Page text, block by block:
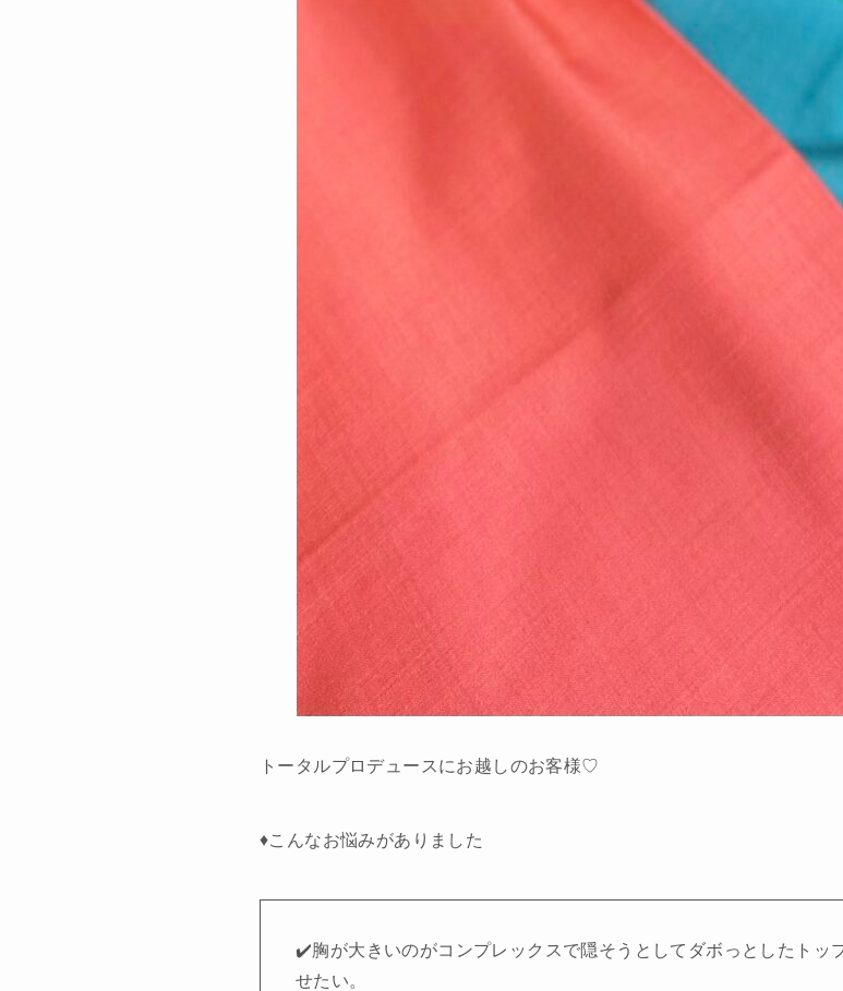
トータルプロデュースにお越しのお客様♡
♦︎こんなお悩みがありました
✔️胸が大きいのがコンプレックスで隠そうとしてダボっとしたトッ
せたい。